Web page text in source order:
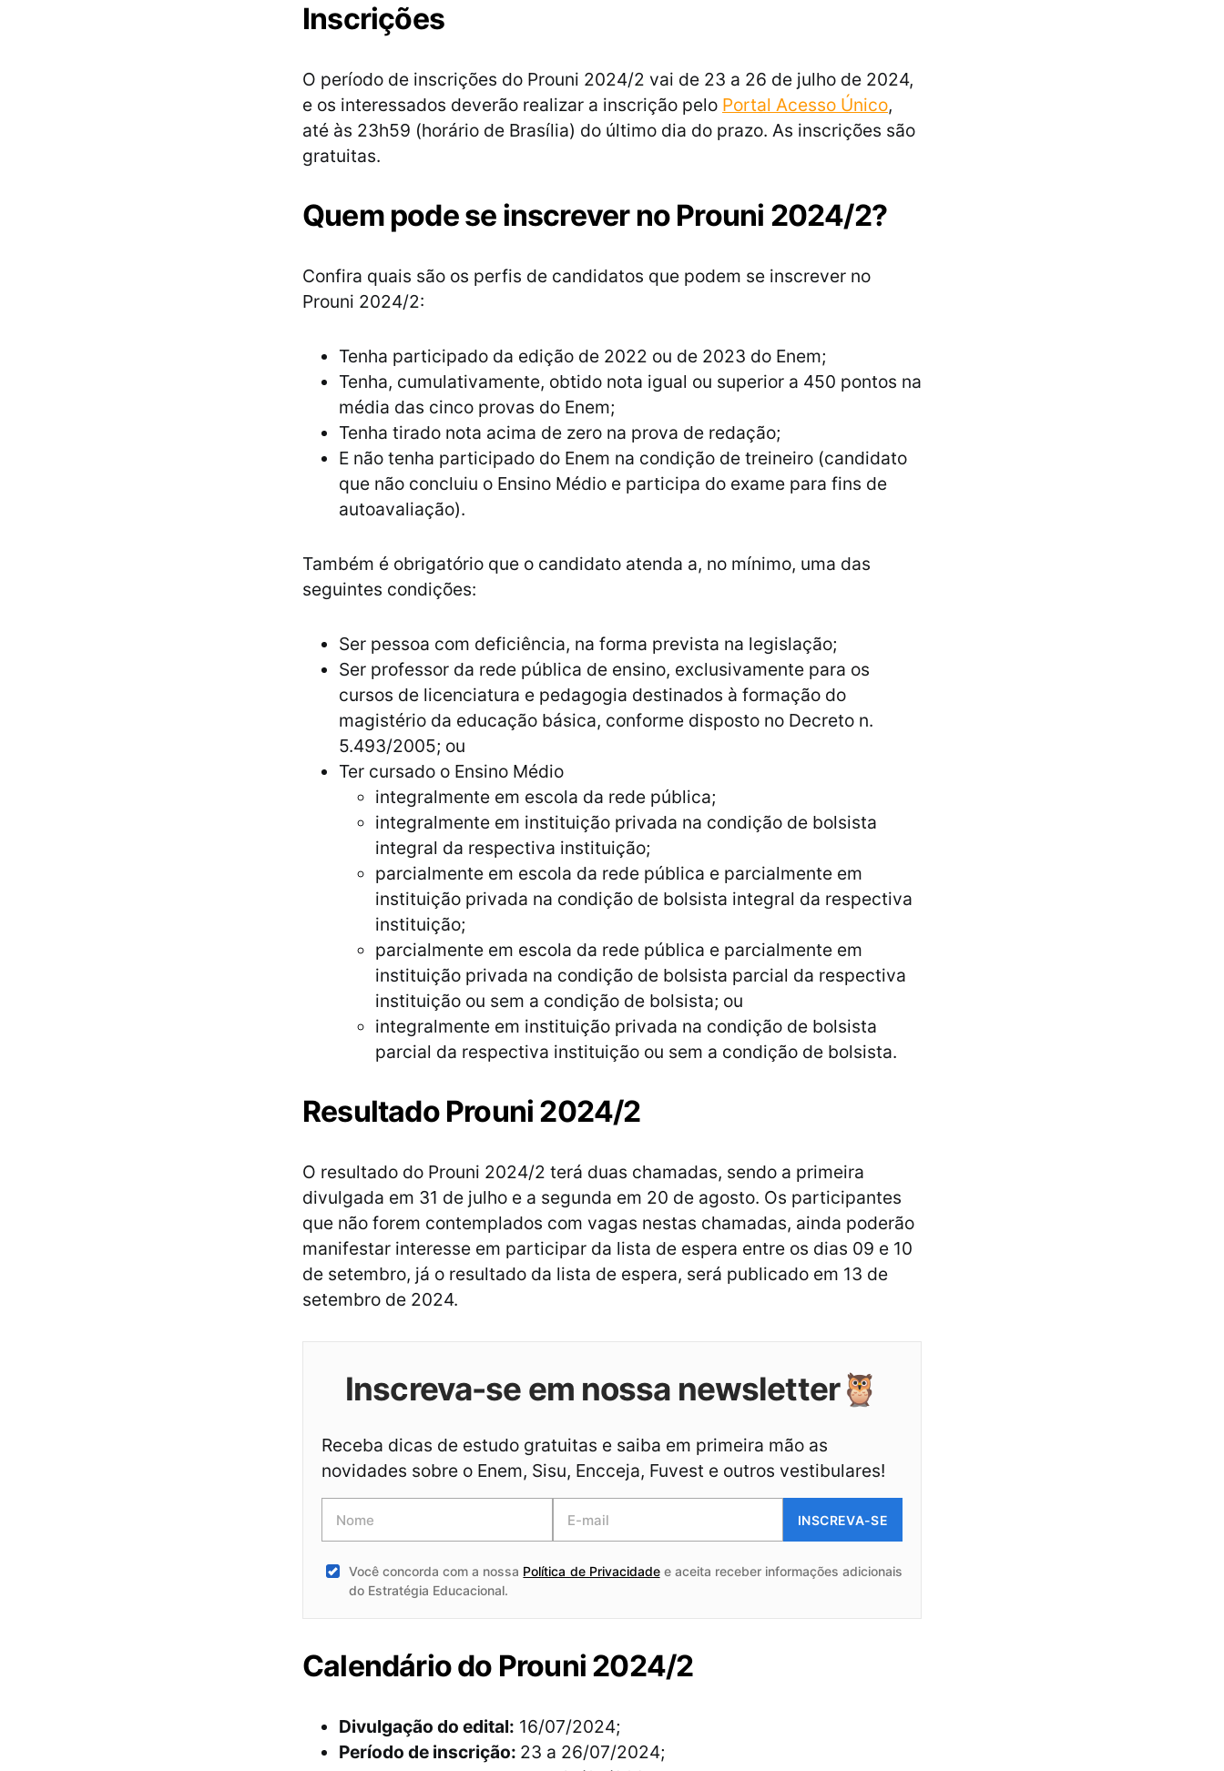
Inscrições
O período de inscrições do Prouni 2024/2 vai de 23 a 26 de julho de 2024,
e os interessados deverão realizar a inscrição pelo Portal Acesso Único,
até às 23h59 (horário de Brasília) do último dia do prazo. As inscrições são
gratuitas.
Quem pode se inscrever no Prouni 2024/2?
Confira quais são os perfis de candidatos que podem se inscrever no
Prouni 2024/2:
Tenha participado da edição de 2022 ou de 2023 do Enem;
Tenha, cumulativamente, obtido nota igual ou superior a 450 pontos na
média das cinco provas do Enem;
Tenha tirado nota acima de zero na prova de redação;
E não tenha participado do Enem na condição de treineiro (candidato
que não concluiu o Ensino Médio e participa do exame para fins de
autoavaliação).
Também é obrigatório que o candidato atenda a, no mínimo, uma das
seguintes condições:
Ser pessoa com deficiência, na forma prevista na legislação;
Ser professor da rede pública de ensino, exclusivamente para os
cursos de licenciatura e pedagogia destinados à formação do
magistério da educação básica, conforme disposto no Decreto n.
5.493/2005; ou
Ter cursado o Ensino Médio
integralmente em escola da rede pública;
integralmente em instituição privada na condição de bolsista
integral da respectiva instituição;
parcialmente em escola da rede pública e parcialmente em
instituição privada na condição de bolsista integral da respectiva
instituição;
parcialmente em escola da rede pública e parcialmente em
instituição privada na condição de bolsista parcial da respectiva
instituição ou sem a condição de bolsista; ou
integralmente em instituição privada na condição de bolsista
parcial da respectiva instituição ou sem a condição de bolsista.
Resultado Prouni 2024/2
O resultado do Prouni 2024/2 terá duas chamadas, sendo a primeira
divulgada em 31 de julho e a segunda em 20 de agosto. Os participantes
que não forem contemplados com vagas nestas chamadas, ainda poderão
manifestar interesse em participar da lista de espera entre os dias 09 e 10
de setembro, já o resultado da lista de espera, será publicado em 13 de
setembro de 2024.
Inscreva-se em nossa newsletter🦉
Receba dicas de estudo gratuitas e saiba em primeira mão as
novidades sobre o Enem, Sisu, Encceja, Fuvest e outros vestibulares!
INSCREVA-SE
Você concorda com a nossa Política de Privacidadee aceita receber informações adicionais
do Estratégia Educacional.
Calendário do Prouni 2024/2
Divulgação do edital: 16/07/2024;
Período de inscrição: 23 a 26/07/2024;